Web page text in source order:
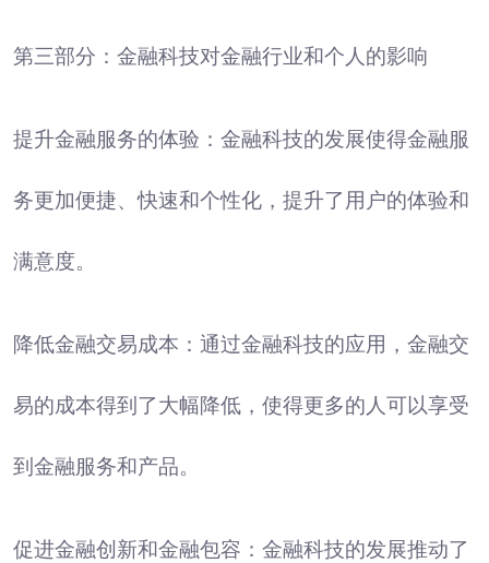
第三部分：金融科技对金融行业和个人的影响
提升金融服务的体验：金融科技的发展使得金融服
务更加便捷、快速和个性化，提升了用户的体验和
满意度。
降低金融交易成本：通过金融科技的应用，金融交
易的成本得到了大幅降低，使得更多的人可以享受
到金融服务和产品。
促进金融创新和金融包容：金融科技的发展推动了